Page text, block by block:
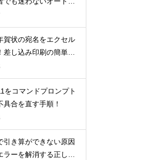
賀状の宛名をエクセル
差し込み印刷の簡単手
をコマンドプロンプト
具合を直す手順！
引き算ができない原因
ラーを解消する正しい